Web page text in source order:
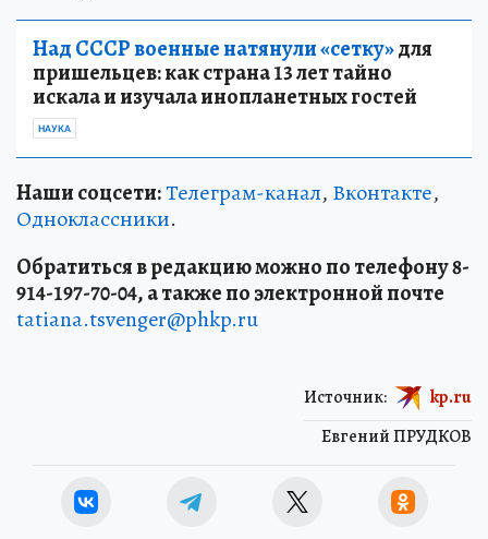
Над СССР военные натянули «сетку»для
пришельцев: как страна 13 лет тайно
искала и изучала инопланетных гостей
НАУКА
Наши соцсети:Телеграм-канал, Вконтакте,
Одноклассники.
Обратиться в редакцию можно по телефону 8-
914-197-70-04, а также по электронной почте
tatiana.tsvenger@phkp.ru
Евгений ПРУДКОВ
Источник: kp.ru